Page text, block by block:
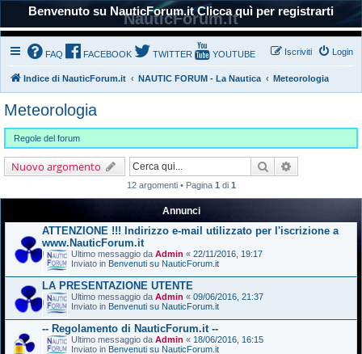
Benvenuto su NauticForum.it Clicca quì per registrarti
NauticForum.it
FAQ FACEBOOK TWITTER YOUTUBE Login
Iscriviti
Indice di NauticForum.it NAUTIC FORUM - La Nautica Meteorologia
Meteorologia
Regole del forum
Nuovo argomento Cerca
12 argomenti • Pagina 1 di 1
Annunci
ATTENZIONE !!! Indirizzo e-mail utilizzato per l'iscrizione a
www.NauticForum.it
Ultimo messaggio da Admin « 22/11/2016, 19:17
Inviato in Benvenuti su NauticForum.it
LA PRESENTAZIONE UTENTE
Ultimo messaggio da Admin « 09/06/2016, 21:37
Inviato in Benvenuti su NauticForum.it
-- Regolamento di NauticForum.it --
Ultimo messaggio da Admin « 18/06/2016, 16:15
Inviato in Benvenuti su NauticForum.it